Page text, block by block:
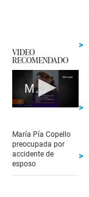
VIDEO
RECOMENDADO
María Pía Copello preocupada por accidente de esposo
of
1
minute,
10
seconds
María Pía Copello
preocupada por
accidente de
esposo